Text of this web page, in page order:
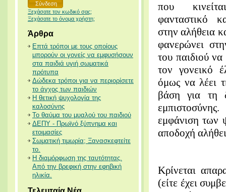
Ξεχάσατε τον κωδικό σας;
Ξεχάσατε το όνομα χρήστη;
Άρθρα
Επτά τρόποι με τους οποίους
μπορούν οι γονείς να εμφυσήσουν
στα παιδιά υγιή σωματικά
πρότυπα
Δώδεκα τρόποι για να περιορίσετε
το άγχος των παιδιών
Η θετική ψυχολογία της
καλοσύνης
Το θαύμα του μυαλού του παιδιού
ΔΕΠΥ - Πρωϊνό ξύπνημα και
ετοιμασίες
Σωματική τιμωρία; Ξανασκεφτείτε
το.
Η διαμόρφωση της ταυτότητας.
Από την βρεφική στην εφηβική
ηλικία.
που
φανταστικό
στην αλήθεια
φανερώνει
του παιδιού να
τον γονεικό
όμως να λέει
βάση για τη
εμφάνιση των
αποδοχή
Κρίνεται
(είτε έχει